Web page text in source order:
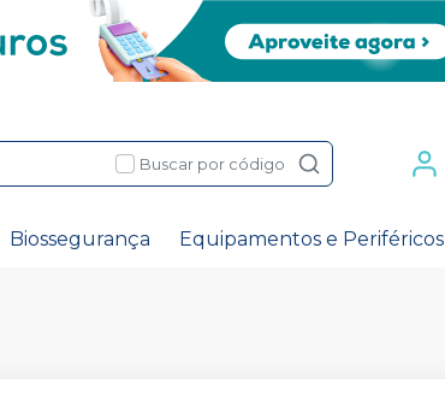
Buscar por código
Biossegurança Equipamentos e Periféricos